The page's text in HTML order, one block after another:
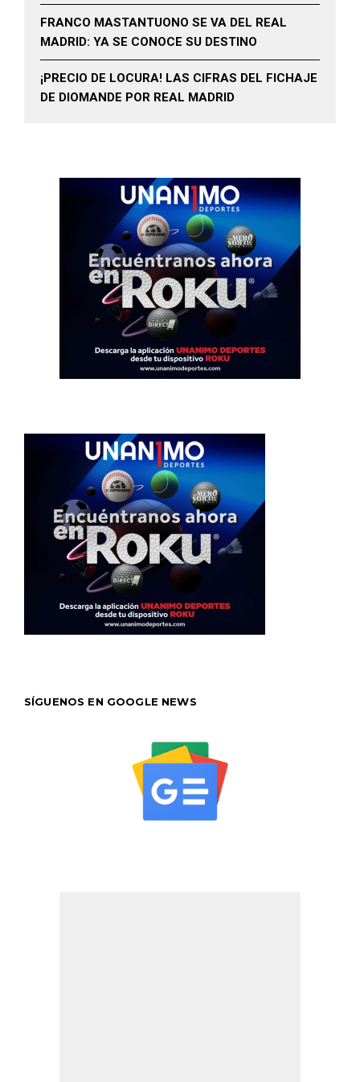
FRANCO MASTANTUONO SE VA DEL REAL
MADRID: YA SE CONOCE SU DESTINO
¡PRECIO DE LOCURA! LAS CIFRAS DEL FICHAJE
DE DIOMANDE POR REAL MADRID
SÍGUENOS EN GOOGLE NEWS